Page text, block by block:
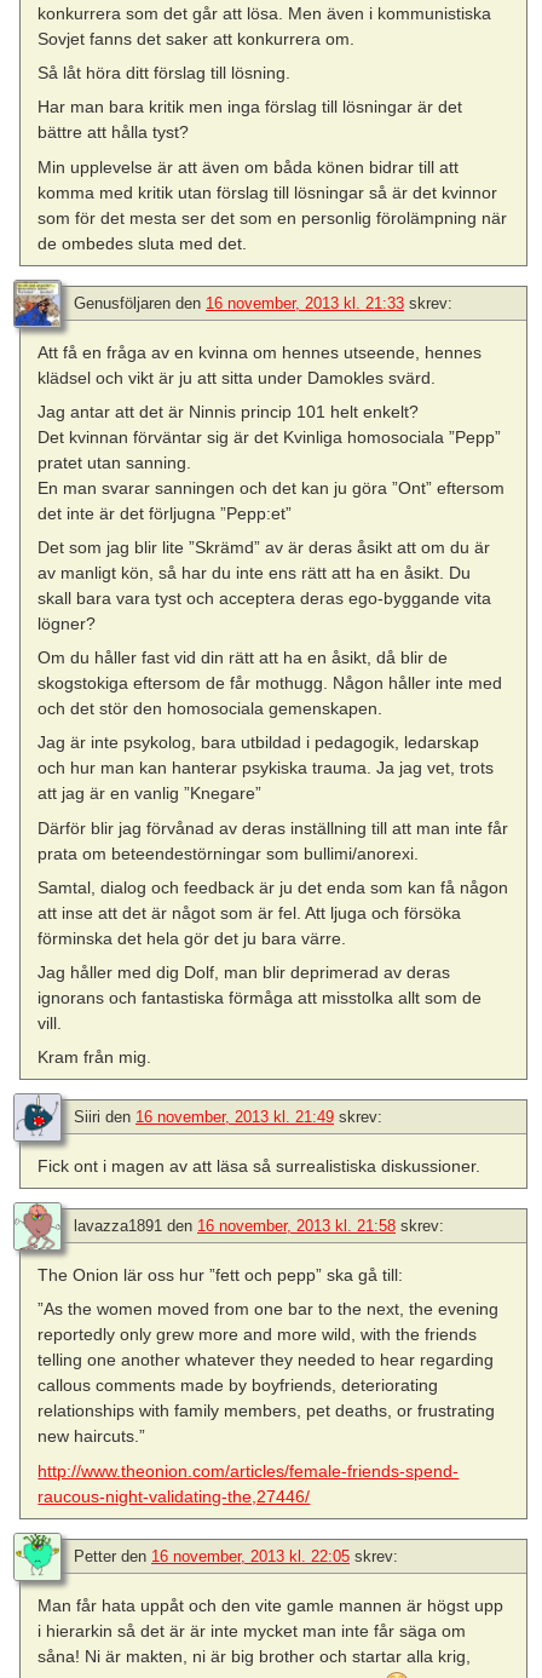
konkurrera som det går att lösa. Men även i kommunistiska
Sovjet fanns det saker att konkurrera om.
Så låt höra ditt förslag till lösning.
Har man bara kritik men inga förslag till lösningar är det
bättre att hålla tyst?
Min upplevelse är att även om båda könen bidrar till att
komma med kritik utan förslag till lösningar så är det kvinnor
som för det mesta ser det som en personlig förolämpning när
de ombedes sluta med det.
Genusföljaren den 16 november, 2013 kl. 21:33 skrev:
Att få en fråga av en kvinna om hennes utseende, hennes
klädsel och vikt är ju att sitta under Damokles svärd.
Jag antar att det är Ninnis princip 101 helt enkelt?
Det kvinnan förväntar sig är det Kvinliga homosociala ”Pepp”
pratet utan sanning.
En man svarar sanningen och det kan ju göra ”Ont” eftersom
det inte är det förljugna ”Pepp:et”
Det som jag blir lite ”Skrämd” av är deras åsikt att om du är
av manligt kön, så har du inte ens rätt att ha en åsikt. Du
skall bara vara tyst och acceptera deras ego-byggande vita
lögner?
Om du håller fast vid din rätt att ha en åsikt, då blir de
skogstokiga eftersom de får mothugg. Någon håller inte med
och det stör den homosociala gemenskapen.
Jag är inte psykolog, bara utbildad i pedagogik, ledarskap
och hur man kan hanterar psykiska trauma. Ja jag vet, trots
att jag är en vanlig ”Knegare”
Därför blir jag förvånad av deras inställning till att man inte får
prata om beteendestörningar som bullimi/anorexi.
Samtal, dialog och feedback är ju det enda som kan få någon
att inse att det är något som är fel. Att ljuga och försöka
förminska det hela gör det ju bara värre.
Jag håller med dig Dolf, man blir deprimerad av deras
ignorans och fantastiska förmåga att misstolka allt som de
vill.
Kram från mig.
Siiri den 16 november, 2013 kl. 21:49 skrev:
Fick ont i magen av att läsa så surrealistiska diskussioner.
lavazza1891 den 16 november, 2013 kl. 21:58 skrev:
The Onion lär oss hur ”fett och pepp” ska gå till:
”As the women moved from one bar to the next, the evening
reportedly only grew more and more wild, with the friends
telling one another whatever they needed to hear regarding
callous comments made by boyfriends, deteriorating
relationships with family members, pet deaths, or frustrating
new haircuts.”
http://www.theonion.com/articles/female-friends-spend-
raucous-night-validating-the,27446/
Petter den 16 november, 2013 kl. 22:05 skrev:
Man får hata uppåt och den vite gamle mannen är högst upp
i hierarkin så det är är inte mycket man inte får säga om
såna! Ni är makten, ni är big brother och startar alla krig,